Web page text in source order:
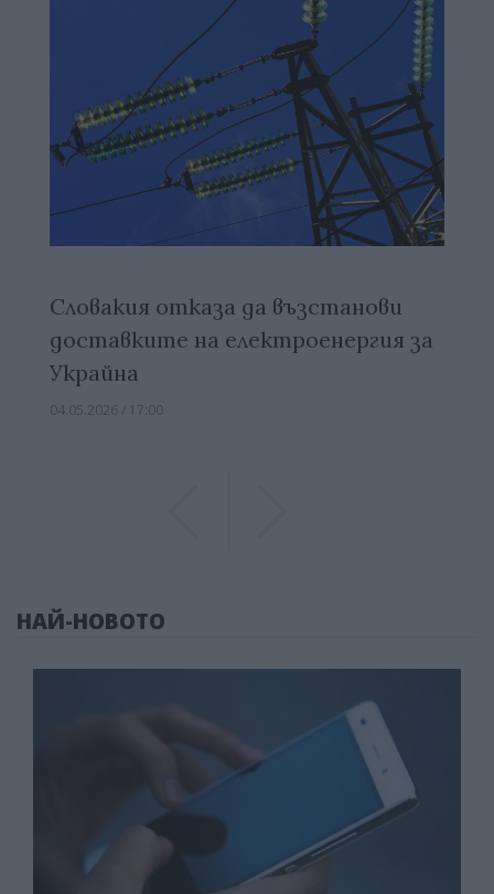
Словакия отказа да възстанови
доставките на електроенергия за
Украйна
04.05.2026 / 17:00
НАЙ-НОВОТО